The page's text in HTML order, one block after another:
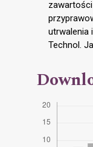
utrwalenia
Technol.